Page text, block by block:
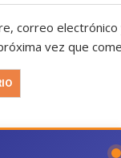
correo
vez que